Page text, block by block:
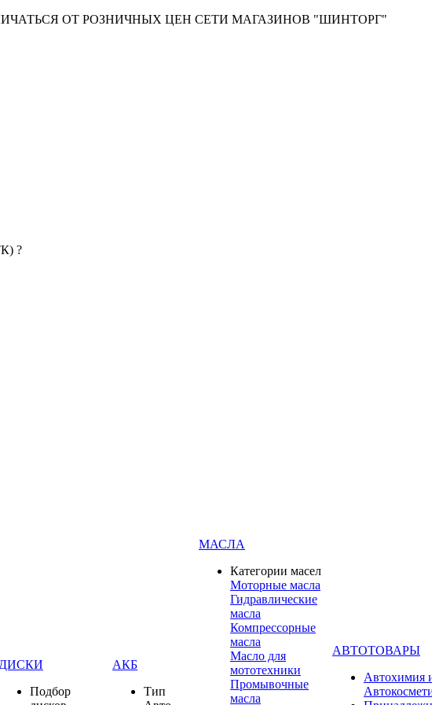
ОТ РОЗНИЧНЫХ ЦЕН СЕТИ МАГАЗИНОВ "ШИНТОРГ"
?
ДИСКИ
Подбор
АКБ
Тип
МАСЛА
Категории масел
Моторные масла
Гидравлические
масла
Компрессорные
масла
Масло для
мототехники
Промывочные
масла
АВТОТОВАРЫ
Автохимия